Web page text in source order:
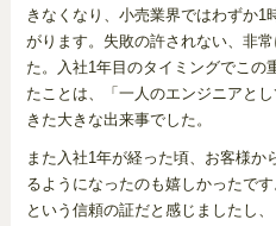
きなくなり、小売業界ではわずか1
がります。失敗の許されない、非
た。入社1年目のタイミングでこの
たことは、「一人のエンジニアと
きた大きな出来事でした。
また入社1年が経った頃、お客様
るようになったのも嬉しかったで
という信頼の証だと感じましたし